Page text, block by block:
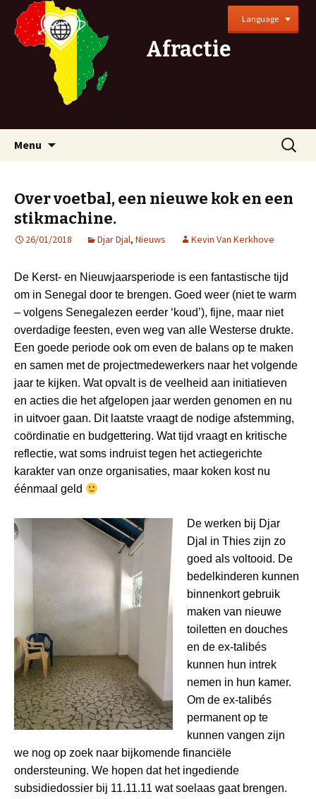
Afractie
Language
Menu
springen
Zoeken
naar:
Over voetbal, een nieuwe kok en een
stikmachine.
26/01/2018 Djar Djal, Nieuws Kevin Van Kerkhove
De Kerst- en Nieuwjaarsperiode is een fantastische tijd
om in Senegal door te brengen. Goed weer (niet te warm
– volgens Senegalezen eerder ‘koud’), fijne, maar niet
overdadige feesten, even weg van alle Westerse drukte.
Een goede periode ook om even de balans op te maken
en samen met de projectmedewerkers naar het volgende
jaar te kijken. Wat opvalt is de veelheid aan initiatieven
en acties die het afgelopen jaar werden genomen en nu
in uitvoer gaan. Dit laatste vraagt de nodige afstemming,
coördinatie en budgettering. Wat tijd vraagt en kritische
reflectie, wat soms indruist tegen het actiegerichte
karakter van onze organisaties, maar koken kost nu
éénmaal geld
De werken bij Djar
Djal in Thies zijn zo
goed als voltooid. De
bedelkinderen kunnen
binnenkort gebruik
maken van nieuwe
toiletten en douches
en de ex-talibés
kunnen hun intrek
nemen in hun kamer.
Om de ex-talibés
permanent op te
kunnen vangen zijn
we nog op zoek naar bijkomende financiële
ondersteuning. We hopen dat het ingediende
subsidiedossier bij 11.11.11 wat soelaas gaat brengen.